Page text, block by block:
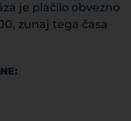
je plačilo obvezno
zunaj tega časa